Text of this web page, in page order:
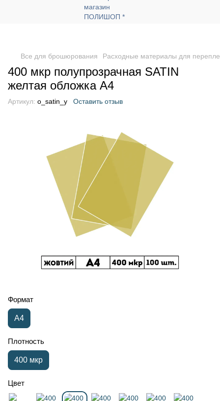
Все для брошюрования Расходные материалы для
400 мкр полупрозрачная SATIN
желтая обложка А4
Артикул: o_satin_y Оставить отзыв
Формат
А4
Плотность
400 мкр
Цвет